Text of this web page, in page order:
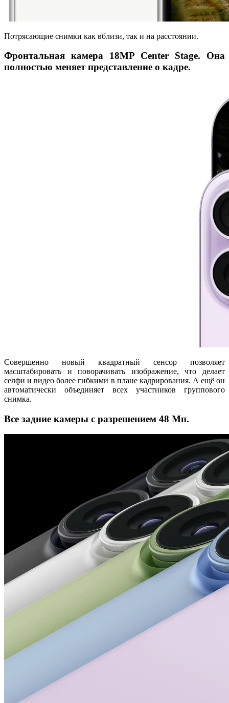
Потрясающие снимки как вблизи, так и на расстоянии.
Фронтальная камера 18MP Center Stage. Она
полностью меняет представление о кадре.
Совершенно новый квадратный сенсор позволяет
масштабировать и поворачивать изображение, что делает
селфи и видео более гибкими в плане кадрирования. А ещё он
автоматически объединяет всех участников группового
снимка.
Все задние камеры с разрешением 48 Мп.